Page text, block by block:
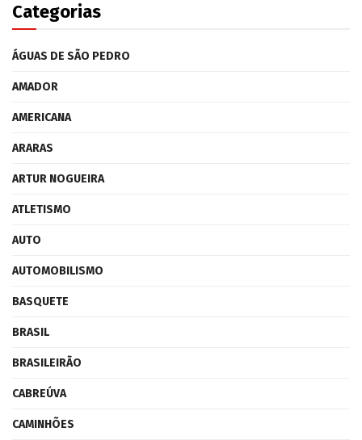
Categorias
ÁGUAS DE SÃO PEDRO
AMADOR
AMERICANA
ARARAS
ARTUR NOGUEIRA
ATLETISMO
AUTO
AUTOMOBILISMO
BASQUETE
BRASIL
BRASILEIRÃO
CABREÚVA
CAMINHÕES